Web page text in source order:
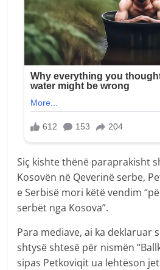
Siç kishte thënë paraprakisht
Kosovën në Qeverinë serbe,
e Serbisë mori këtë vendim
serbët nga Kosova”.
Para mediave, ai ka deklaruar
shtysë shtesë për nismën
sipas Petkoviqit ua lehtëson